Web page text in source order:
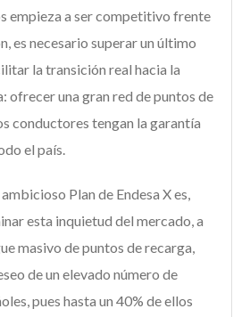
empieza a ser competitivo frente
es necesario superar un último
la transición real hacia la
ofrecer una gran red de puntos de
conductores tengan la garantía
el país.
Plan de Endesa X es,
esta inquietud del mercado, a
masivo de puntos de recarga,
de un elevado número de
pues hasta un 40% de ellos